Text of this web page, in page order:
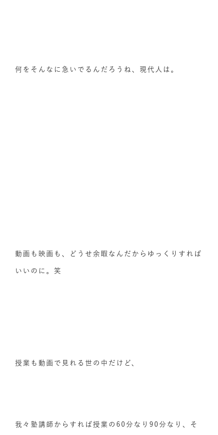
何をそんなに急いでるんだろうね、現代人は。
動画も映画も、どうせ余暇なんだからゆっくりすれば
いいのに。笑
授業も動画で見れる世の中だけど、
我々塾講師からすれば授業の60分なり90分なり、そ